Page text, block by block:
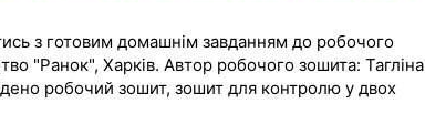
з готовим домашнім завданням до робочого
"Ранок", Харків. Автор робочого зошита: Тагліна
робочий зошит, зошит для контролю у двох